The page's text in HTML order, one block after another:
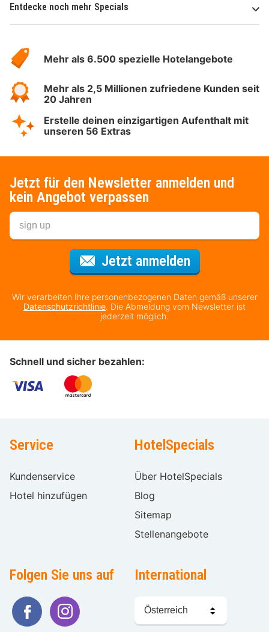
Entdecke noch mehr Specials
Hotelspecials
Mehr als 6.500 spezielle Hotelangebote
Mehr als 2,5 Millionen zufriedene Kunden seit
20 Jahren
Erstelle deinen einzigartigen Aufenthalt mit
unseren 56 Extras
Jetzt für den Newsletter anmelden und
kein Angebot verpassen
Jetzt anmeldenFür den
Wir verarbeiten Ihre personenbezogenen Daten gemäß unserer
Datenschutzrichtlinie. Die Abmeldung vom Newsletter ist
jederzeit möglich.
Schnell und sicher bezahlen:
Service
Kundenservice
Hotel hinzufügen
HotelSpecials
Über HotelSpecials
Blog
Sitemap
Stellenangebote
Folgen Sie uns auf International
Sprache
wählen